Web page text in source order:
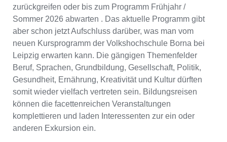
zurückgreifen oder bis zum Programm Frühjahr /
Sommer 2026 abwarten . Das aktuelle Programm gibt
aber schon jetzt Aufschluss darüber, was man vom
neuen Kursprogramm der Volkshochschule Borna bei
Leipzig erwarten kann. Die gängigen Themenfelder
Beruf, Sprachen, Grundbildung, Gesellschaft, Politik,
Gesundheit, Ernährung, Kreativität und Kultur dürften
somit wieder vielfach vertreten sein. Bildungsreisen
können die facettenreichen Veranstaltungen
komplettieren und laden Interessenten zur ein oder
anderen Exkursion ein.